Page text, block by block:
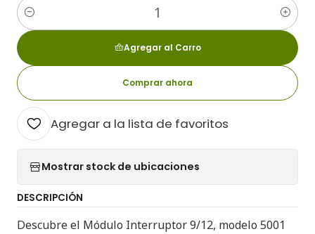
Cantidad
Agregar al Carro
Comprar ahora
Agregar a la lista de favoritos
Mostrar stock de ubicaciones
DESCRIPCIÓN
Descubre el Módulo Interruptor 9/12, modelo 5001